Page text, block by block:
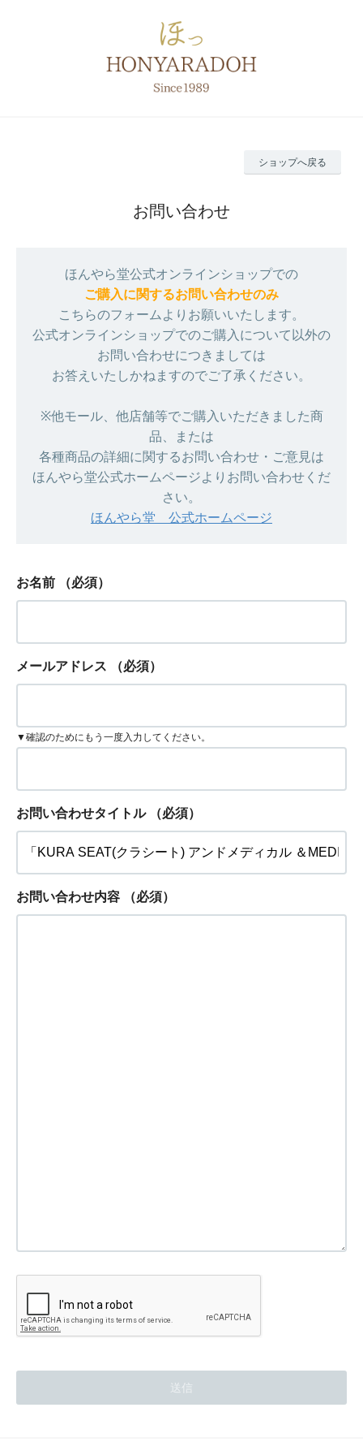
ショップへ戻る
お問い合わせ
ほんやら堂公式オンラインショップでの
ご購入に関するお問い合わせのみ
こちらのフォームよりお願いいたします。
公式オンラインショップでのご購入について以外の
お問い合わせにつきましては
お答えいたしかねますのでご了承ください。
※他モール、他店舗等でご購入いただきました商
品、または
各種商品の詳細に関するお問い合わせ・ご意見は
ほんやら堂公式ホームページよりお問い合わせくだ
さい。
ほんやら堂 公式ホームページ
お名前 （必須）
メールアドレス （必須）
▼確認のためにもう一度入力してください。
お問い合わせタイトル （必須）
お問い合わせ内容 （必須）